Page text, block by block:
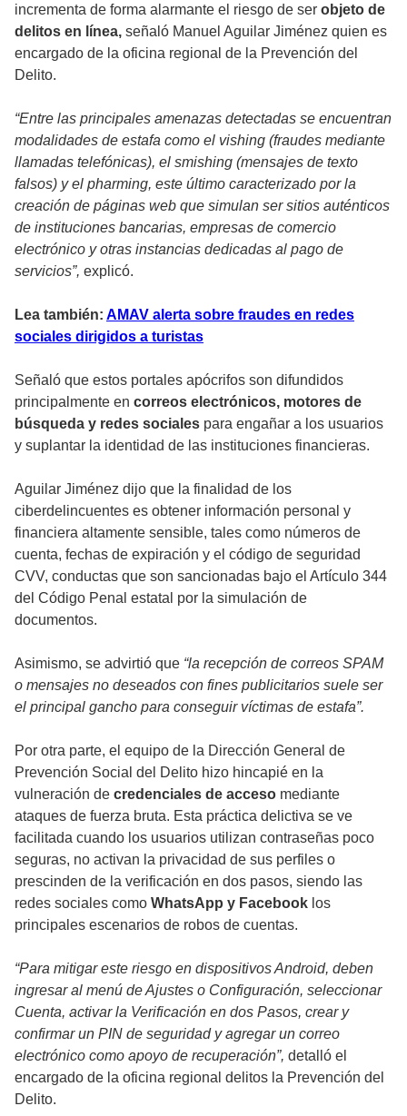
incrementa de forma alarmante el riesgo de ser objeto de
delitos en línea, señaló Manuel Aguilar Jiménez quien es
encargado de la oficina regional de la Prevención del
Delito.
“Entre las principales amenazas detectadas se encuentran
modalidades de estafa como el vishing (fraudes mediante
llamadas telefónicas), el smishing (mensajes de texto
falsos) y el pharming, este último caracterizado por la
creación de páginas web que simulan ser sitios auténticos
de instituciones bancarias, empresas de comercio
electrónico y otras instancias dedicadas al pago de
servicios”, explicó.
Lea también: AMAV alerta sobre fraudes en redes
sociales dirigidos a turistas
Señaló que estos portales apócrifos son difundidos
principalmente en correos electrónicos, motores de
búsqueda y redes sociales para engañar a los usuarios
y suplantar la identidad de las instituciones financieras.
Aguilar Jiménez dijo que la finalidad de los
ciberdelincuentes es obtener información personal y
financiera altamente sensible, tales como números de
cuenta, fechas de expiración y el código de seguridad
CVV, conductas que son sancionadas bajo el Artículo 344
del Código Penal estatal por la simulación de
documentos.
Asimismo, se advirtió que “la recepción de correos SPAM
o mensajes no deseados con fines publicitarios suele ser
el principal gancho para conseguir víctimas de estafa”.
Por otra parte, el equipo de la Dirección General de
Prevención Social del Delito hizo hincapié en la
vulneración de credenciales de acceso mediante
ataques de fuerza bruta. Esta práctica delictiva se ve
facilitada cuando los usuarios utilizan contraseñas poco
seguras, no activan la privacidad de sus perfiles o
prescinden de la verificación en dos pasos, siendo las
redes sociales como WhatsApp y Facebook los
principales escenarios de robos de cuentas.
“Para mitigar este riesgo en dispositivos Android, deben
ingresar al menú de Ajustes o Configuración, seleccionar
Cuenta, activar la Verificación en dos Pasos, crear y
confirmar un PIN de seguridad y agregar un correo
electrónico como apoyo de recuperación”, detalló el
encargado de la oficina regional delitos la Prevención del
Delito.